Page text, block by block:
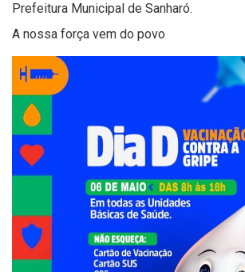
Prefeitura Municipal de Sanharó.
A nossa força vem do povo